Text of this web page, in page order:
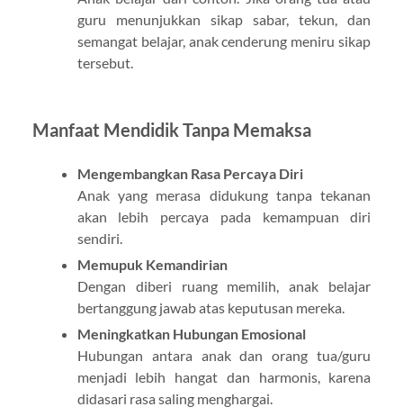
guru menunjukkan sikap sabar, tekun, dan
semangat belajar, anak cenderung meniru sikap
tersebut.
Manfaat Mendidik Tanpa Memaksa
Mengembangkan Rasa Percaya Diri
Anak yang merasa didukung tanpa tekanan
akan lebih percaya pada kemampuan diri
sendiri.
Memupuk Kemandirian
Dengan diberi ruang memilih, anak belajar
bertanggung jawab atas keputusan mereka.
Meningkatkan Hubungan Emosional
Hubungan antara anak dan orang tua/guru
menjadi lebih hangat dan harmonis, karena
didasari rasa saling menghargai.